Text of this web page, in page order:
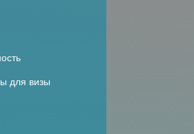
для визы